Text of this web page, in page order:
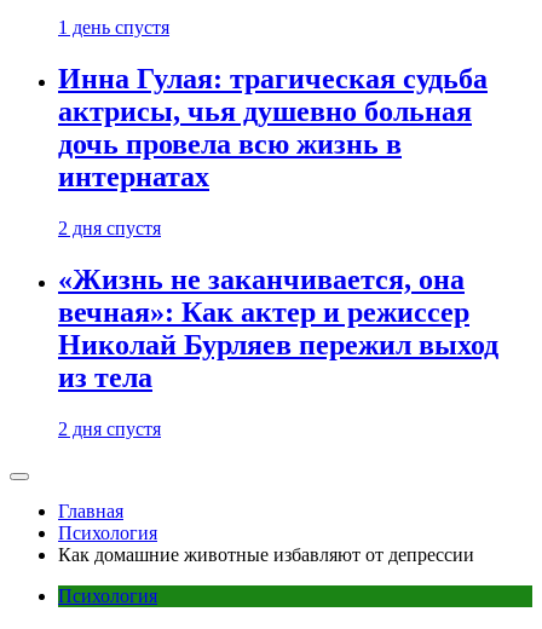
1 день спустя
Инна Гулая: трагическая судьба
актрисы, чья душевно больная
дочь провела всю жизнь в
интернатах
2 дня спустя
«Жизнь не заканчивается, она
вечная»: Как актер и режиссер
Николай Бурляев пережил выход
из тела
2 дня спустя
Главная
Психология
Как домашние животные избавляют от депрессии
Психология